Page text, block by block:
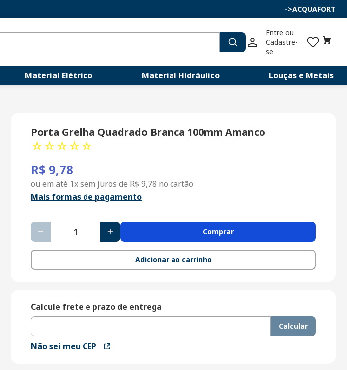
->ACQUAFORT
Entre ou
Cadastre-
se
Material Elétrico Material Hidráulico Louças e Metais
Porta Grelha Quadrado Branca 100mm Amanco
☆☆☆☆☆
R$ 9,78
ou em até 1x sem juros de R$ 9,78 no cartão
Mais formas de pagamento
Comprar
Adicionar ao carrinho
Calcule frete e prazo de entrega
Não sei meu CEP
Calcular